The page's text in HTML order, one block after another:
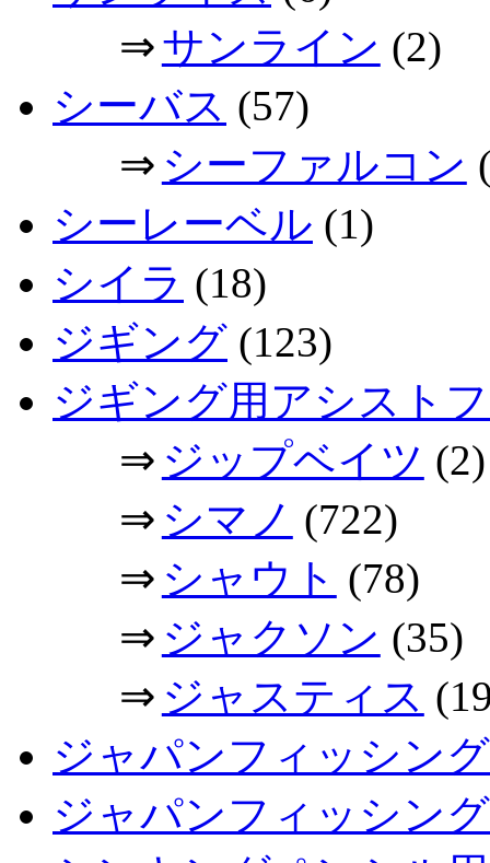
⇒サンライン (2)
シーバス (57)
⇒ シーファルコン
シーレーベル (1)
シイラ (18)
ジギング (123)
ジギング用アシスト
⇒ ジップベイツ (2)
⇒ シマノ (722)
⇒ シャウト (78)
⇒ ジャクソン (35)
⇒ ジャスティス
ジャパンフィッシン
ジャパンフィッシン